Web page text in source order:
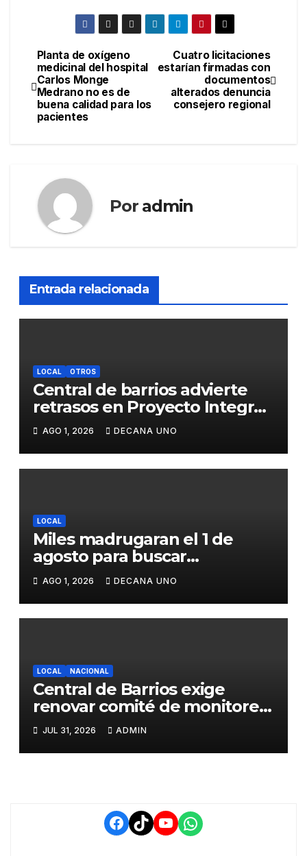
Navegación
de
entradas
Cuatro licitaciones
estarían firmadas con
documentos
alterados denuncia
consejero regional
Planta de oxígeno
medicinal del hospital
Carlos Monge
Medrano no es de
buena calidad para los
pacientes
Por admin
Entrada relacionada
LOCAL OTROS
Central de barrios advierte
retrasos en Proyecto Integral
de Agua y Alcantarillado para
Juliaca
AGO 1, 2026 DECANA UNO
LOCAL
Miles madrugaran el 1 de
agosto para buscar
piedrecillas en los ríos y
realizar la challa por la
riqueza y la prosperidad
AGO 1, 2026 DECANA UNO
LOCAL NACIONAL
Central de Barrios exige
renovar comité de monitoreo
del PIAA por presuntos
conflictos de interés y
retrasos
JUL 31, 2026 ADMIN
Facebook
TikTokYouTube
WhatsApp